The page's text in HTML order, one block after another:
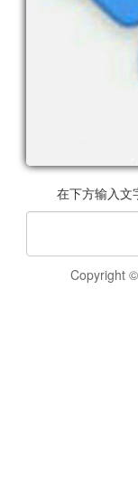
在下方输入文
Copyright ©